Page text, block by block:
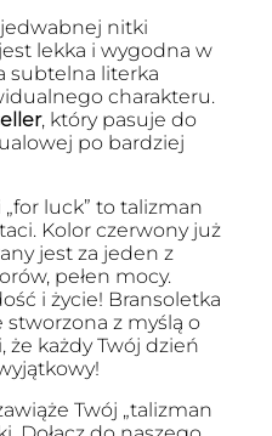
nitki
lekka i wygodna w
subtelna literka
charakteru.
, który pasuje do
po bardziej
luck” to talizman
Kolor czerwony już
jest za jeden z
pełen mocy.
i życie! Bransoletka
stworzona z myślą o
że każdy Twój dzień
Twój „talizman